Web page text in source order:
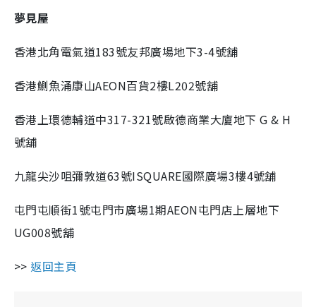
夢見屋
香港北角電氣道183號友邦廣場地下3-4號舖
香港鰂魚涌康山AEON百貨2樓L202號舖
香港上環德輔道中317-321號啟德商業大廈地下 G & H
號舖
九龍尖沙咀彌敦道63號ISQUARE國際廣場3樓4號舖
屯門屯順街1號屯門市廣場1期AEON屯門店上層地下
UG008號舖
>> 返回主頁